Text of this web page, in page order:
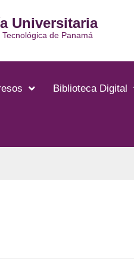
Universitaria
de Panamá
Biblioteca Digital